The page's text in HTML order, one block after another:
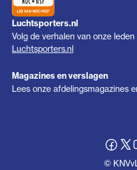
Luchtsporters.nl
Volg de verhalen van onze
Luchtsporters.nl
Magazines en verslagen
Lees onze afdelingsmagazines
©